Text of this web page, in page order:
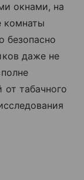
окнами, на
комнаты
безопасно
даже не
табачного